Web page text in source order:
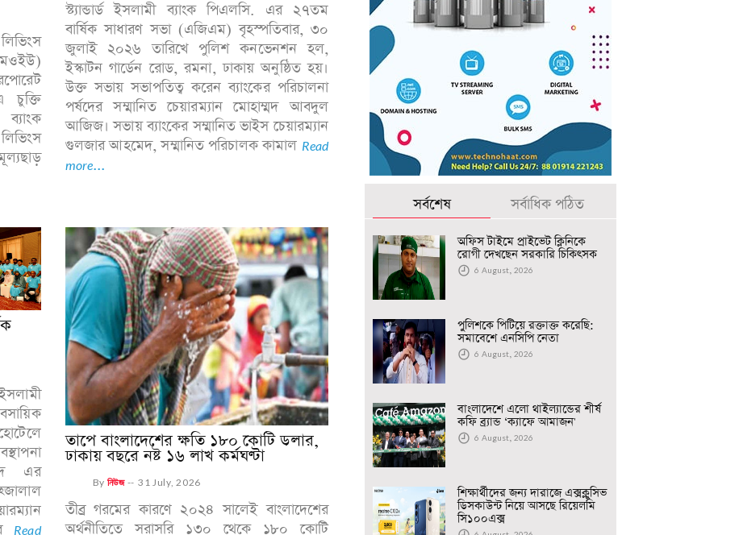
চুক্তি
স্ট্যান্ডার্ড ইসলামী ব্যাংক পিএলসি. এর ২৭তম
বার্ষিক সাধারণ সভা (এজিএম) বৃহস্পতিবার, ৩০
জুলাই ২০২৬ তারিখে পুলিশ কনভেনশন হল,
ইস্কাটন গার্ডেন রোড, রমনা, ঢাকায় অনুষ্ঠিত হয়।
উক্ত সভায় সভাপতিত্ব করেন ব্যাংকের পরিচালনা
পর্ষদের সম্মানিত চেয়ারম্যান মোহাম্মদ আবদুল
আজিজ। সভায় ব্যাংকের সম্মানিত ভাইস চেয়ারম্যান
গুলজার আহমেদ, সম্মানিত পরিচালক কামাল Read
more...
এর
Read
তাপে বাংলাদেশের ক্ষতি ১৮০ কোটি ডলার,
ঢাকায় বছরে নষ্ট ১৬ লাখ কর্মঘণ্টা
By নিউজ-- 31 July, 2026
তীব্র গরমের কারণে ২০২৪ সালেই বাংলাদেশের
অর্থনীতিতে সরাসরি ১৩০ থেকে ১৮০ কোটি
সর্বশেষ সর্বাধিক পঠিত
অফিস টাইমে প্রাইভেট ক্লিনিকে
রোগী দেখছেন সরকারি চিকিৎসক
6 August, 2026
পুলিশকে পিটিয়ে রক্তাক্ত করেছি:
সমাবেশে এনসিপি নেতা
6 August, 2026
বাংলাদেশে এলো থাইল্যান্ডের শীর্ষ
কফি ব্র্যান্ড ‘ক্যাফে আমাজন'
6 August, 2026
শিক্ষার্থীদের জন্য দারাজে এক্সক্লুসিভ
ডিসকাউন্ট নিয়ে আসছে রিয়েলমি
সি১০০এক্স